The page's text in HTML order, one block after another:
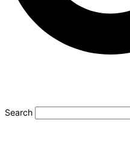
Search